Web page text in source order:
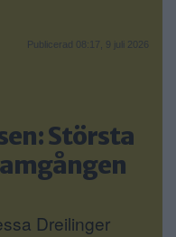
Publicerad 08:17, 9 juli 2026
Största
Dreilinger